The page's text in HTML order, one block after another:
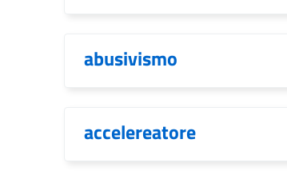
abusivismo
accelereatore